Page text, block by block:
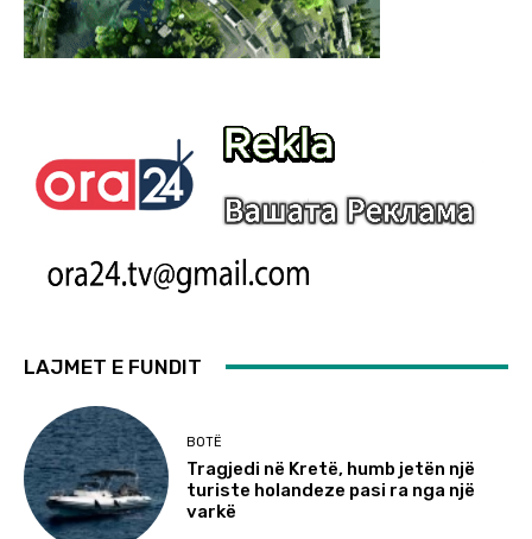
LAJMET E FUNDIT
BOTË
Tragjedi në Kretë, humb jetën një
turiste holandeze pasi ra nga një
varkë